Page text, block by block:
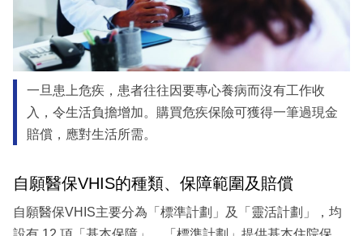
一旦患上危疾，患者往往因要專心養病而沒有工作收
入，令生活負擔增加。購買危疾保險可獲得一筆過現金
賠償，應對生活所需。
自願醫保VHIS的種類、保障範圍及賠償
自願醫保VHIS主要分為「標準計劃」及「靈活計劃」，均